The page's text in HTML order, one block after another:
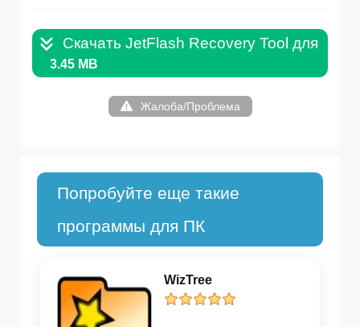
Скачать JetFlash Recovery Tool для
3.45 MB
Жалоба/Проблема
Попробуйте еще такие
программы для ПК
WizTree